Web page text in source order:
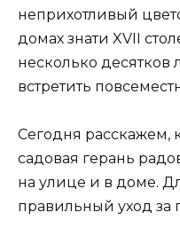
неприхотливый
домах знати XVII
несколько десятков
встретить
Сегодня расскажем,
садовая герань
на улице и в доме.
правильный уход за